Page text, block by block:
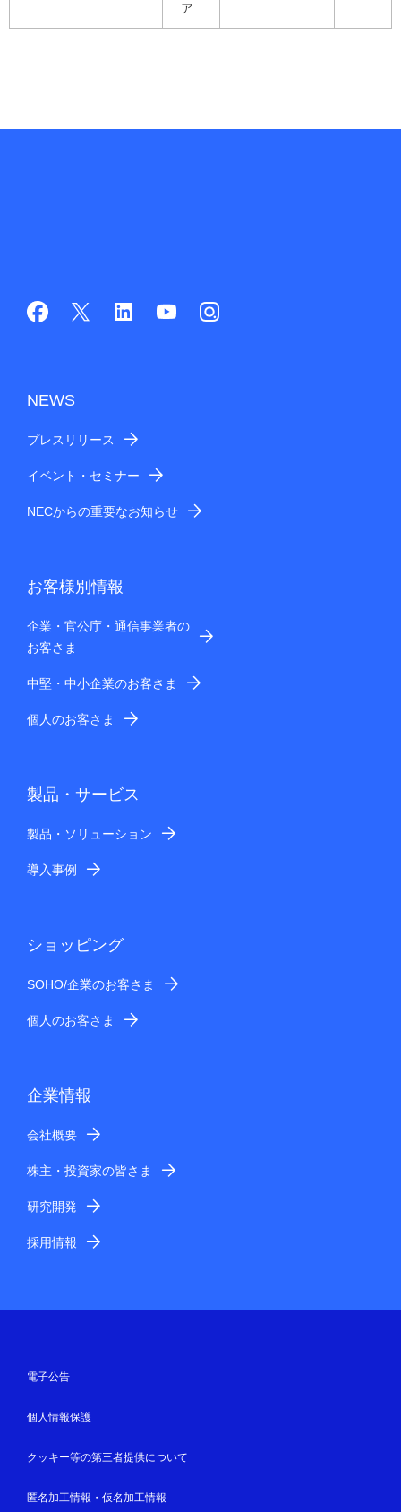
ア
NEWS
プレスリリース
イベント・セミナー
NECからの重要なお知らせ
お客様別情報
企業・官公庁・通信事業者の
お客さま
中堅・中小企業のお客さま
個人のお客さま
製品・サービス
製品・ソリューション
導入事例
ショッピング
SOHO/企業のお客さま
個人のお客さま
企業情報
会社概要
株主・投資家の皆さま
研究開発
採用情報
電子公告
個人情報保護
クッキー等の第三者提供について
匿名加工情報・仮名加工情報